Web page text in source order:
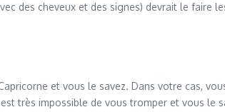
des cheveux et des signes) devrait le faire
et vous le savez. Dans votre cas, vous
très impossible de vous tromper et vous le